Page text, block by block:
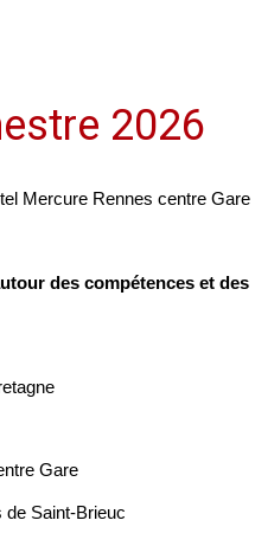
2026
Mercure Rennes centre Gare
des compétences et des
Gare
de Saint-Brieuc